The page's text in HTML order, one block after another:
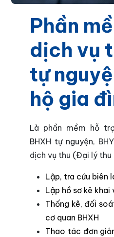
Phần
dịch vụ
tự
hộ gia
Là phần mềm hỗ
BHXH tự nguyện,
dịch vụ thu (Đại lý thu
Lập, tra cứu biên
Lập hồ sơ kê khai
Thống kê, đối
cơ quan BHXH
Thao tác đơn